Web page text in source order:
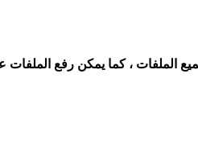
الملفات ، كما يمكن رفع الملفات